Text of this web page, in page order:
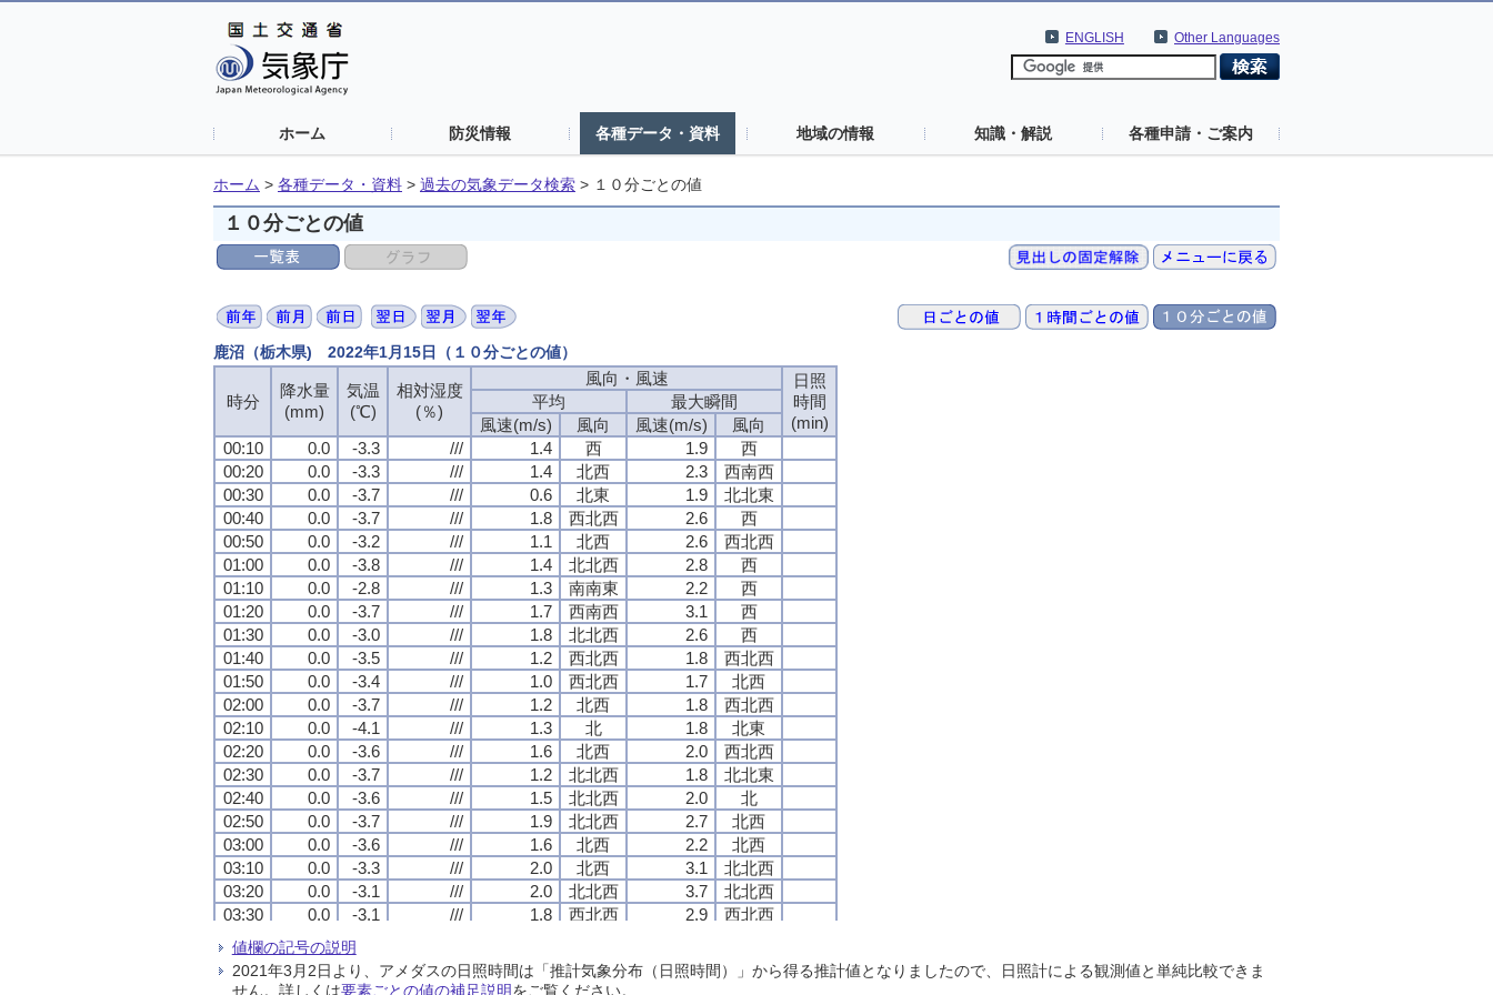
Other Languages
ENGLISH
ホーム 防災情報 各種データ・資料 地域の情報 知識・解説 各種申請・ご案内
ホーム > 各種データ・資料 > 過去の気象データ検索 > １０分ごとの値
１０分ごとの値
鹿沼（栃木県) 2022年1月15日（１０分ごとの値）
時分
降水量
(mm)
気温
(℃)
相対湿度
(％)
風向・風速
日照
時間
(min)
平均
最大瞬間
風速(m/s)
風向 風速(m/s)
風向
00:10
0.0 -3.3 /// 1.4 西 1.9
西
00:20
0.0 -3.3 /// 1.4 北西 2.3
西南西
00:30
0.0 -3.7 /// 0.6 北東 1.9
北北東
00:40
0.0 -3.7 /// 1.8 西北西 2.6
西
00:50
0.0 -3.2 /// 1.1 北西 2.6
西北西
01:00
0.0 -3.8 /// 1.4 北北西 2.8
西
01:10
0.0 -2.8 /// 1.3 南南東 2.2
西
01:20
0.0 -3.7 /// 1.7 西南西 3.1
西
01:30
0.0 -3.0 /// 1.8 北北西 2.6
西
01:40
0.0 -3.5 /// 1.2 西北西 1.8
西北西
01:50
0.0 -3.4 /// 1.0 西北西 1.7
北西
02:00
0.0 -3.7 /// 1.2 北西 1.8
西北西
02:10
0.0 -4.1 /// 1.3 北 1.8
北東
02:20
0.0 -3.6 /// 1.6 北西 2.0
西北西
02:30
0.0 -3.7 /// 1.2 北北西 1.8
北北東
02:40
0.0 -3.6 /// 1.5 北北西 2.0
北
02:50
0.0 -3.7 /// 1.9 北北西 2.7
北西
03:00
0.0 -3.6 /// 1.6 北西 2.2
北西
03:10
0.0 -3.3 /// 2.0 北西 3.1
北北西
03:20
0.0 -3.1 /// 2.0 北北西 3.7
北北西
03:30
0.0 -3.1 /// 1.8 西北西 2.9
西北西
03:40
0.0 -3.0
03:50
0.0 -3.6 /// 1.1 北北西 1.8
北西
04:00
0.0 -2.5 /// 1.6 北西 2.3 北西
時分
降水量
(mm)
気温
(℃)
相対湿度
(％)
風向・風速
日照
時間
(min)
平均
最大瞬間
風速(m/s)
風向 風速(m/s)
風向
00:10
0.0 -3.3 /// 1.4 西 1.9
西
00:20
0.0 -3.3 /// 1.4 北西 2.3
西南西
00:30
0.0 -3.7 /// 0.6 北東 1.9
北北東
00:40
0.0 -3.7 /// 1.8 西北西 2.6
西
00:50
0.0 -3.2 /// 1.1 北西 2.6
西北西
01:00
0.0 -3.8 /// 1.4 北北西 2.8
西
01:10
0.0 -2.8 /// 1.3 南南東 2.2
西
01:20
0.0 -3.7 /// 1.7 西南西 3.1
西
01:30
0.0 -3.0 /// 1.8 北北西 2.6
西
01:40
0.0 -3.5 /// 1.2 西北西 1.8
西北西
01:50
0.0 -3.4 /// 1.0 西北西 1.7
北西
02:00
0.0 -3.7 /// 1.2 北西 1.8
西北西
02:10
0.0 -4.1 /// 1.3 北 1.8
北東
02:20
0.0 -3.6 /// 1.6 北西 2.0
西北西
02:30
0.0 -3.7 /// 1.2 北北西 1.8
北北東
02:40
0.0 -3.6 /// 1.5 北北西 2.0
北
02:50
0.0 -3.7 /// 1.9 北北西 2.7
北西
03:00
0.0 -3.6 /// 1.6 北西 2.2
北西
03:10
0.0 -3.3 /// 2.0 北西 3.1
北北西
03:20
0.0 -3.1 /// 2.0 北北西 3.7
北北西
03:30
0.0 -3.1 /// 1.8 西北西 2.9
西北西
03:40
0.0 -3.0
03:50
0.0 -3.6 /// 1.1 北北西 1.8
北西
04:00
0.0 -2.5 /// 1.6 北西 2.3 北西
時分
降水量
(mm)
気温
(℃)
相対湿度
(％)
風向・風速
日照
時間
(min)
平均
最大瞬間
風速(m/s)
風向 風速(m/s)
風向
00:10
0.0 -3.3 /// 1.4 西 1.9
西
00:20
0.0 -3.3 /// 1.4 北西 2.3
西南西
00:30
0.0 -3.7 /// 0.6 北東 1.9
北北東
00:40
0.0 -3.7 /// 1.8 西北西 2.6
西
00:50
0.0 -3.2 /// 1.1 北西 2.6
西北西
01:00
0.0 -3.8 /// 1.4 北北西 2.8
西
01:10
0.0 -2.8 /// 1.3 南南東 2.2
西
01:20
0.0 -3.7 /// 1.7 西南西 3.1
西
01:30
0.0 -3.0 /// 1.8 北北西 2.6
西
01:40
0.0 -3.5 /// 1.2 西北西 1.8
西北西
01:50
0.0 -3.4 /// 1.0 西北西 1.7
北西
02:00
0.0 -3.7 /// 1.2 北西 1.8
西北西
02:10
0.0 -4.1 /// 1.3 北 1.8
北東
02:20
0.0 -3.6 /// 1.6 北西 2.0
西北西
02:30
0.0 -3.7 /// 1.2 北北西 1.8
北北東
02:40
0.0 -3.6 /// 1.5 北北西 2.0
北
02:50
0.0 -3.7 /// 1.9 北北西 2.7
北西
03:00
0.0 -3.6 /// 1.6 北西 2.2
北西
03:10
0.0 -3.3 /// 2.0 北西 3.1
北北西
03:20
0.0 -3.1 /// 2.0 北北西 3.7
北北西
03:30
0.0 -3.1 /// 1.8 西北西 2.9
西北西
03:40
0.0 -3.0
03:50
0.0 -3.6 /// 1.1 北北西 1.8
北西
04:00
0.0 -2.5 /// 1.6 北西 2.3 北西
時分
降水量
(mm)
気温
(℃)
相対湿度
(％)
風向・風速
日照
時間
(min)
平均
最大瞬間
風速(m/s)
風向 風速(m/s)
風向
00:10
0.0 -3.3 /// 1.4 西 1.9
西
00:20
0.0 -3.3 /// 1.4 北西 2.3
西南西
00:30
0.0 -3.7 /// 0.6 北東 1.9
北北東
00:40
0.0 -3.7 /// 1.8 西北西 2.6
西
00:50
0.0 -3.2 /// 1.1 北西 2.6
西北西
01:00
0.0 -3.8 /// 1.4 北北西 2.8
西
01:10
0.0 -2.8 /// 1.3 南南東 2.2
西
01:20
0.0 -3.7 /// 1.7 西南西 3.1
西
01:30
0.0 -3.0 /// 1.8 北北西 2.6
西
01:40
0.0 -3.5 /// 1.2 西北西 1.8
西北西
01:50
0.0 -3.4 /// 1.0 西北西 1.7
北西
02:00
0.0 -3.7 /// 1.2 北西 1.8
西北西
02:10
0.0 -4.1 /// 1.3 北 1.8
北東
02:20
0.0 -3.6 /// 1.6 北西 2.0
西北西
02:30
0.0 -3.7 /// 1.2 北北西 1.8
北北東
02:40
0.0 -3.6 /// 1.5 北北西 2.0
北
02:50
0.0 -3.7 /// 1.9 北北西 2.7
北西
03:00
0.0 -3.6 /// 1.6 北西 2.2
北西
03:10
0.0 -3.3 /// 2.0 北西 3.1
北北西
03:20
0.0 -3.1 /// 2.0 北北西 3.7
北北西
03:30
0.0 -3.1 /// 1.8 西北西 2.9
西北西
03:40
0.0 -3.0
03:50
0.0 -3.6 /// 1.1 北北西 1.8
北西
04:00
0.0 -2.5 /// 1.6 北西 2.3 北西
値欄の記号の説明
2021年3月2日より、アメダスの日照時間は「推計気象分布（日照時間）」から得る推計値となりましたので、日照計による観測値と単純比較できま
せん。詳しくは要素ごとの値の補足説明をご覧ください。